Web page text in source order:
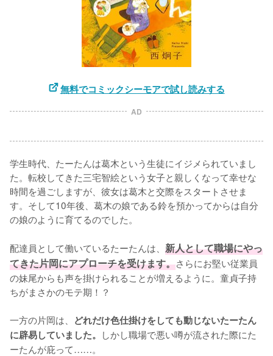
無料でコミックシーモアで試し読みする
AD
学生時代、たーたんは葛木という生徒にイジメられていまし
た。転校してきた三宅智絵という女子と親しくなって幸せな
時間を過ごしますが、彼女は葛木と交際をスタートさせま
す。そして10年後、葛木の娘である鈴を預かってからは自分
の娘のように育てるのでした。
配達員として働いているたーたんは、 新人として職場にやっ
てきた片岡にアプローチを受けます。さらにお堅い従業員
の妹尾からも声を掛けられることが増えるように。童貞子持
ちがまさかのモテ期！？
一方の片岡は、 どれだけ色仕掛けをしても動じないたーたん
に辟易していました。 しかし職場で悪い噂が流された際にた
ーたんが庇って……。